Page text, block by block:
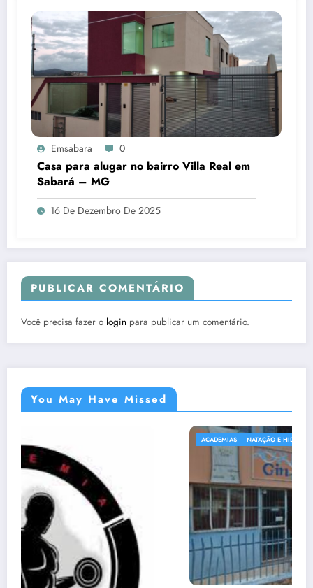
Emsabara 0
Casa para alugar no bairro Villa Real em
Sabará – MG
16 De Dezembro De 2025
PUBLICAR COMENTÁRIO
Você precisa fazer o login para publicar um comentário.
You May Have Missed
NATAÇÃO E HIDROGINÁSTICA EM SABARÁ